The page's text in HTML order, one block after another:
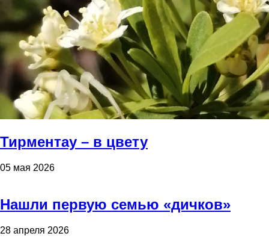
Тирментау – в цвету
05 мая 2026
Нашли первую семью «дичков»
28 апреля 2026